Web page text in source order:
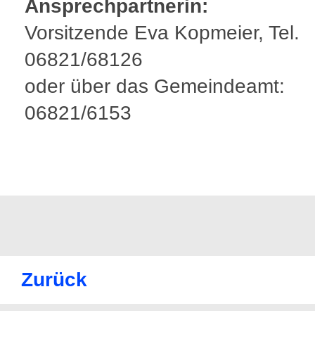
Ansprechpartnerin:
Vorsitzende Eva Kopmeier, Tel.
06821/68126
oder über das Gemeindeamt:
06821/6153
Zurück